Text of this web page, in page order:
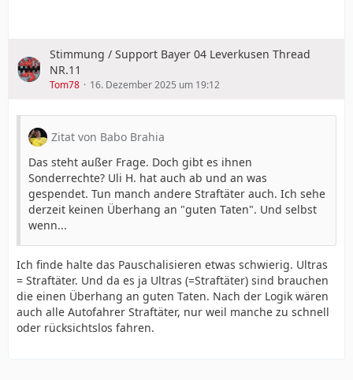
Stimmung / Support Bayer 04 Leverkusen Thread
NR.11
Tom78 16. Dezember 2025 um 19:12
Zitat von Babo Brahia
Das steht außer Frage. Doch gibt es ihnen
Sonderrechte? Uli H. hat auch ab und an was
gespendet. Tun manch andere Straftäter auch. Ich sehe
derzeit keinen Überhang an "guten Taten". Und selbst
wenn...
Ich finde halte das Pauschalisieren etwas schwierig. Ultras
= Straftäter. Und da es ja Ultras (=Straftäter) sind brauchen
die einen Überhang an guten Taten. Nach der Logik wären
auch alle Autofahrer Straftäter, nur weil manche zu schnell
oder rücksichtslos fahren.